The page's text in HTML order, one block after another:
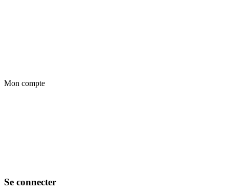
Mon compte
Se connecter